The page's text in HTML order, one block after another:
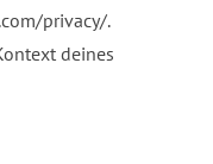
privacy/.
deines